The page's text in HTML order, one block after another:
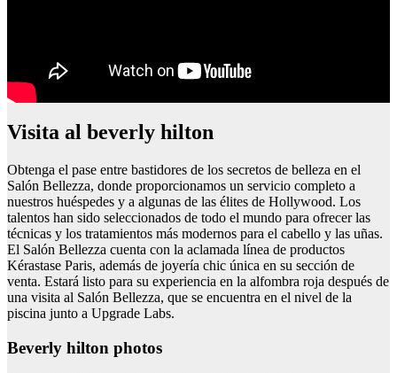
Visita al beverly hilton
Obtenga el pase entre bastidores de los secretos de belleza en el
Salón Bellezza, donde proporcionamos un servicio completo a
nuestros huéspedes y a algunas de las élites de Hollywood. Los
talentos han sido seleccionados de todo el mundo para ofrecer las
técnicas y los tratamientos más modernos para el cabello y las uñas.
El Salón Bellezza cuenta con la aclamada línea de productos
Kérastase Paris, además de joyería chic única en su sección de
venta. Estará listo para su experiencia en la alfombra roja después de
una visita al Salón Bellezza, que se encuentra en el nivel de la
piscina junto a Upgrade Labs.
Beverly hilton photos